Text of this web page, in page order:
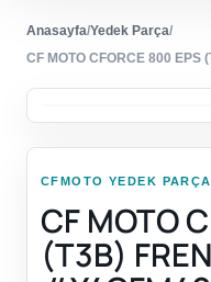
Anasayfa/Yedek Parça/
CF MOTO CFORCE 800 EPS
CFMOTO YEDEK PARÇA
CF MOTO
(T3B)